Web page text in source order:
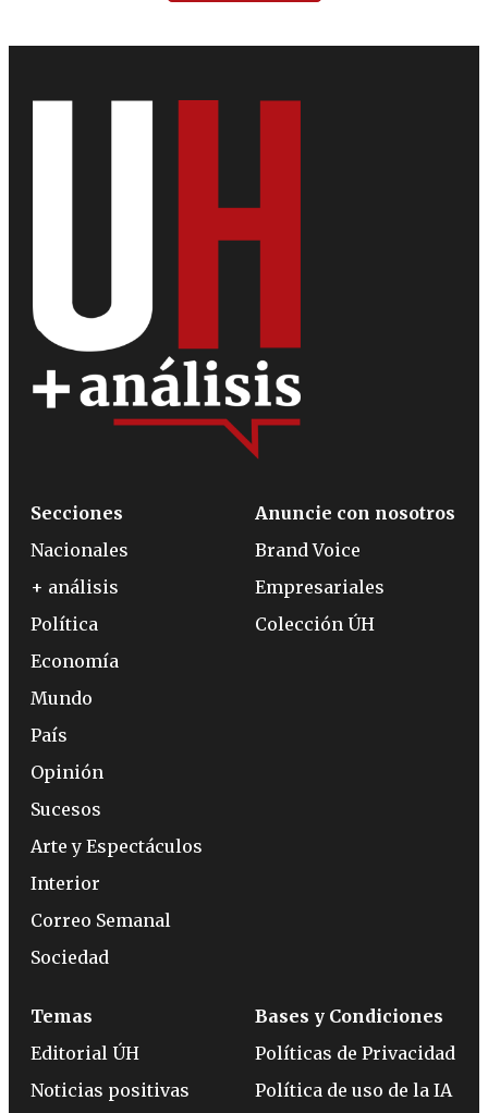
Secciones
Nacionales
+ análisis
Política
Economía
Mundo
País
Opinión
Sucesos
Arte y Espectáculos
Interior
Correo Semanal
Sociedad
Anuncie con nosotros
Brand Voice
Empresariales
Colección ÚH
Temas
Editorial ÚH
Noticias positivas
Bases y Condiciones
Políticas de Privacidad
Política de uso de la IA